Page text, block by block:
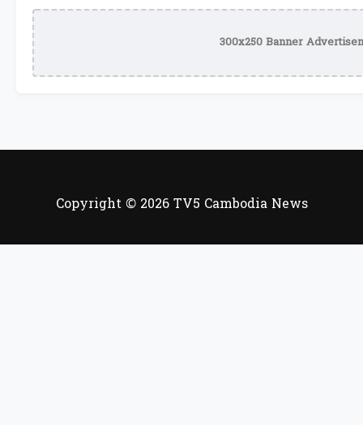
300x250 Banner
Copyright © 2026 TV5 Cambodia News